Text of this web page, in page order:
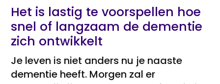
Het is lastig te voorspellen hoe
snel of langzaam de dementie
zich ontwikkelt
Je leven is niet anders nu je naaste
dementie heeft. Morgen zal er